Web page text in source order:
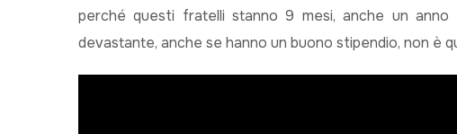
perché questi fratelli stanno 9 mesi, anche un
devastante, anche se hanno un buono stipendio, non è